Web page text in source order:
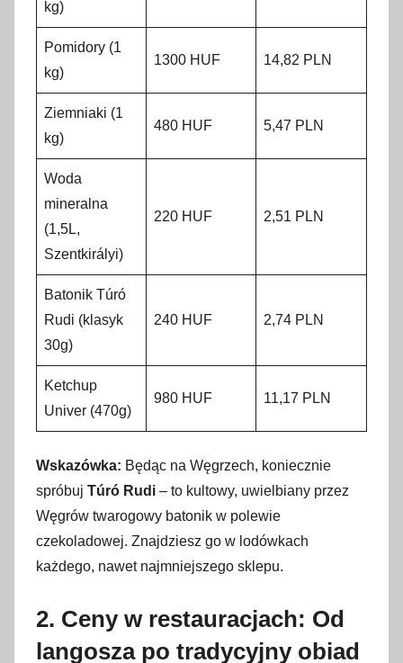
kg)
Pomidory (1
kg)
1300 HUF 14,82 PLN
Ziemniaki (1
kg)
480 HUF 5,47 PLN
Woda
mineralna
(1,5L,
Szentkirályi)
220 HUF 2,51 PLN
Batonik Túró
Rudi (klasyk
30g)
240 HUF 2,74 PLN
Ketchup
Univer (470g)
980 HUF 11,17 PLN
Wskazówka: Będąc na Węgrzech, koniecznie
spróbuj Túró Rudi – to kultowy, uwielbiany przez
Węgrów twarogowy batonik w polewie
czekoladowej. Znajdziesz go w lodówkach
każdego, nawet najmniejszego sklepu.
2. Ceny w restauracjach: Od
langosza po tradycyjny obiad